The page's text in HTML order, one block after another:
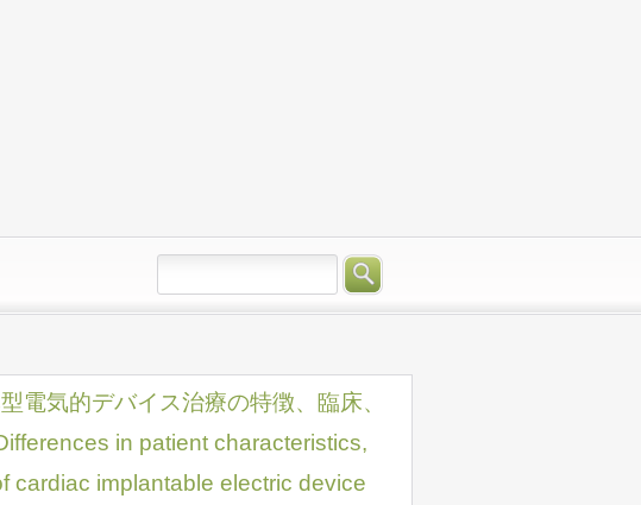
電気的デバイス治療の特徴、臨床、
in patient characteristics,
cardiac implantable electric device